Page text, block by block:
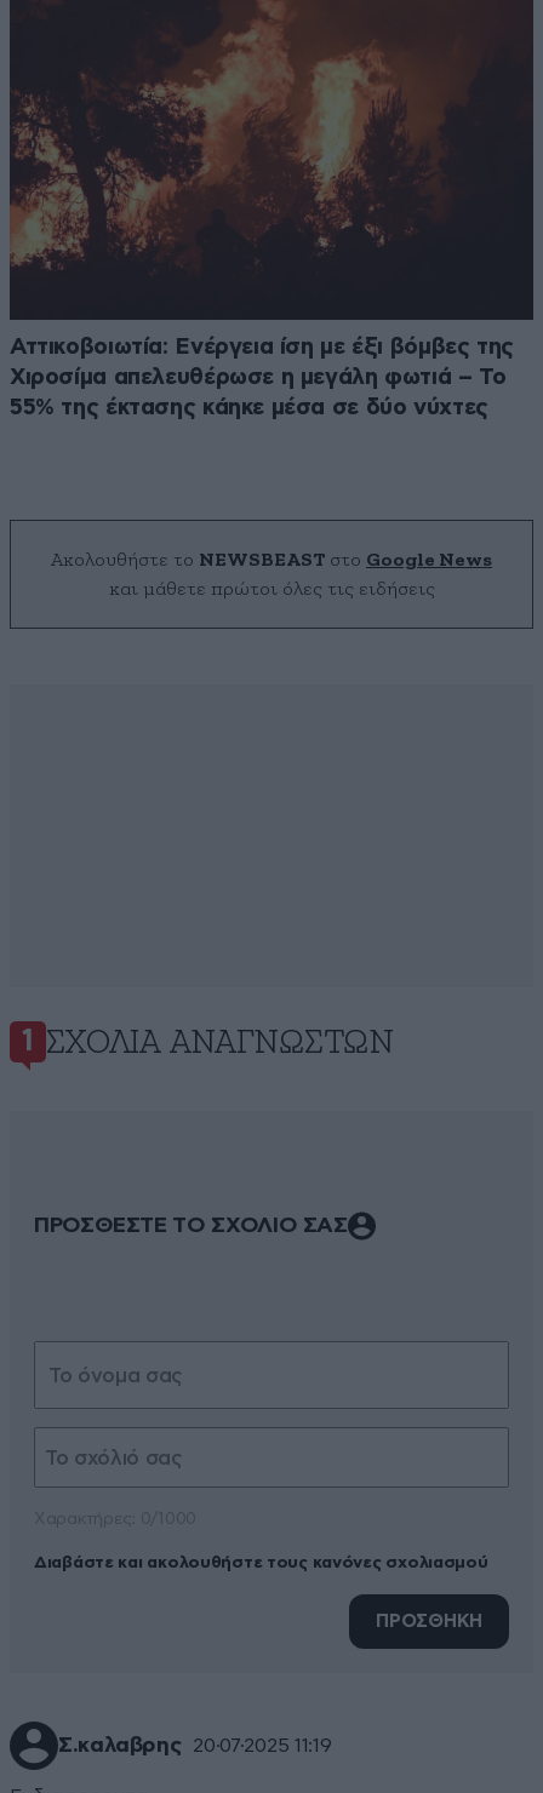
Αττικοβοιωτία: Ενέργεια ίση με έξι βόμβες της
Χιροσίμα απελευθέρωσε η μεγάλη φωτιά – Το
55% της έκτασης κάηκε μέσα σε δύο νύχτες
Ακολουθήστε το NEWSBEAST στο Google News
και μάθετε πρώτοι όλες τις ειδήσεις
1 ΣΧΌΛΙΑ ΑΝΑΓΝΩΣΤΏΝ
ΠΡΟΣΘΕΣΤΕ ΤΟ ΣΧΟΛΙΟ ΣΑΣ
Διαβάστε και ακολουθήστε τους κανόνες σχολιασμού
ΠΡΟΣΘΗΚΗ
Σ.καλαβρης 20·07·2025 11:19